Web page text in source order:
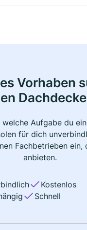
Vorhaben
Aufgabe du
für dich
Fachbetrieben ein,
anbieten.
Kostenlos
Schnell